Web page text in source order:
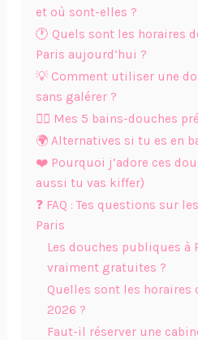
et où sont-elles ?
🕐 Quels sont les horaires
Paris aujourd’hui ?
💡 Comment utiliser une
sans galérer ?
🚶‍♀️ Mes 5 bains-douches
🌍 Alternatives si tu es en
❤️ Pourquoi j’adore ces
aussi tu vas kiffer)
❓ FAQ : Tes questions sur
Paris
Les douches publiques à
vraiment gratuites ?
Quelles sont les horaires
2026 ?
Faut-il réserver une